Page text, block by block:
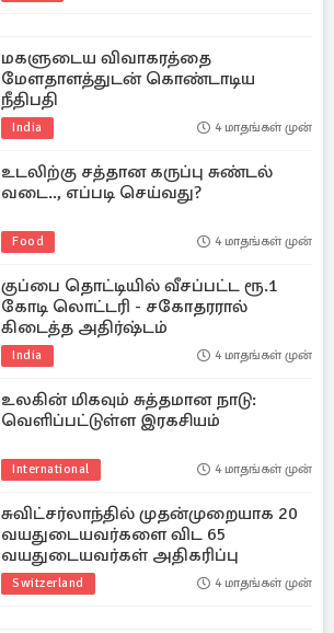
மகளுடைய விவாகரத்தை
மேளதாளத்துடன் கொண்டாடிய
நீதிபதி
India 4 மாதங்கள் முன்
உடலிற்கு சத்தான கருப்பு சுண்டல்
வடை.., எப்படி செய்வது?
Food 4 மாதங்கள் முன்
குப்பை தொட்டியில் வீசப்பட்ட ரூ.1
கோடி லொட்டரி - சகோதரரால்
கிடைத்த அதிர்ஷ்டம்
India 4 மாதங்கள் முன்
உலகின் மிகவும் சுத்தமான நாடு:
வெளிப்பட்டுள்ள இரகசியம்
International 4 மாதங்கள் முன்
சுவிட்சர்லாந்தில் முதன்முறையாக 20
வயதுடையவர்களை விட 65
வயதுடையவர்கள் அதிகரிப்பு
Switzerland 4 மாதங்கள் முன்